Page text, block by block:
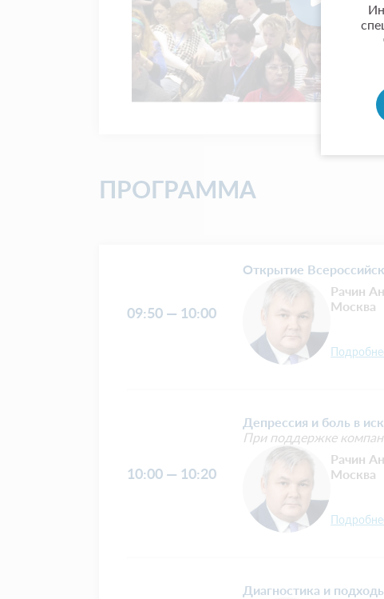
ПРОГРАММА
09:50 — 10:00
Открытие
Рачин
Москва
10:00 — 10:20
Депрессия и боль в
При поддержке
Рачин
Москва
Диагностика и